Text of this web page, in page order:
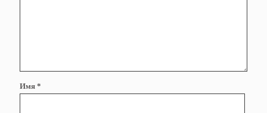
Имя *